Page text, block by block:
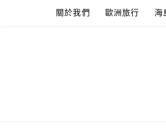
關於我們 歐洲旅行 海